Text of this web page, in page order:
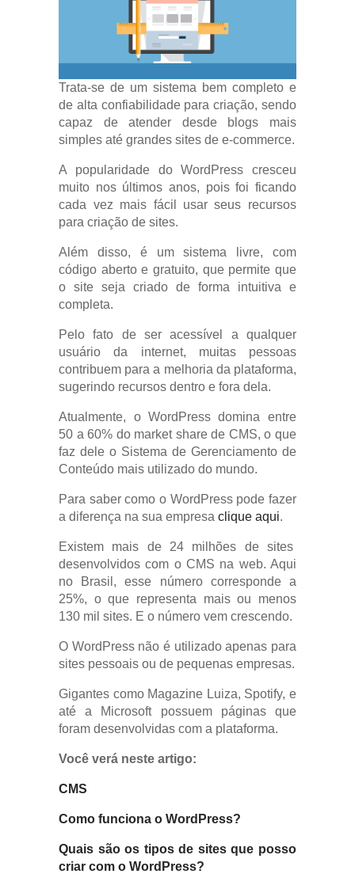
Trata-se de um sistema bem completo e
de alta confiabilidade para criação, sendo
capaz de atender desde blogs mais
simples até grandes sites de e-commerce.
A popularidade do WordPress cresceu
muito nos últimos anos, pois foi ficando
cada vez mais fácil usar seus recursos
para criação de sites.
Além disso, é um sistema livre, com
código aberto e gratuito, que permite que
o site seja criado de forma intuitiva e
completa.
Pelo fato de ser acessível a qualquer
usuário da internet, muitas pessoas
contribuem para a melhoria da plataforma,
sugerindo recursos dentro e fora dela.
Atualmente, o WordPress domina entre
50 a 60% do market share de CMS, o que
faz dele o Sistema de Gerenciamento de
Conteúdo mais utilizado do mundo.
Para saber como o WordPress pode fazer
a diferença na sua empresaclique aqui.
Existem mais de 24 milhões de sites
desenvolvidos com o CMS na web. Aqui
no Brasil, esse número corresponde a
25%, o que representa mais ou menos
130 mil sites. E o número vem crescendo.
O WordPress não é utilizado apenas para
sites pessoais ou de pequenas empresas.
Gigantes como Magazine Luiza, Spotify, e
até a Microsoft possuem páginas que
foram desenvolvidas com a plataforma.
Você verá neste artigo:
CMS
Como funciona o WordPress?
Quais são os tipos de sites que posso
criar com o WordPress?